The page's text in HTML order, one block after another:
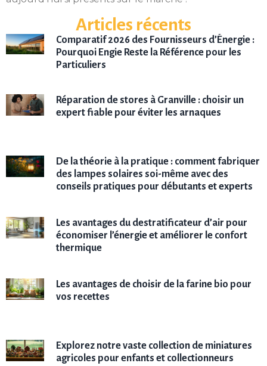
Articles récents
Comparatif 2026 des Fournisseurs d’Énergie :
Pourquoi Engie Reste la Référence pour les
Particuliers
Réparation de stores à Granville : choisir un
expert fiable pour éviter les arnaques
De la théorie à la pratique : comment fabriquer
des lampes solaires soi-même avec des
conseils pratiques pour débutants et experts
Les avantages du destratificateur d’air pour
économiser l’énergie et améliorer le confort
thermique
Les avantages de choisir de la farine bio pour
vos recettes
Explorez notre vaste collection de miniatures
agricoles pour enfants et collectionneurs